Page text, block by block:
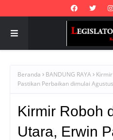
Beranda BANDUNG RAYA
Pastikan Perbaikan dimulai Agustus
Kirmir Roboh
Utara, Erwin